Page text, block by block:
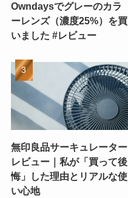
Owndaysでグレーのカラ
ーレンズ（濃度25%）を買
いました #レビュー
無印良品サーキュレーター
レビュー｜私が「買って後
悔」した理由とリアルな使
い心地